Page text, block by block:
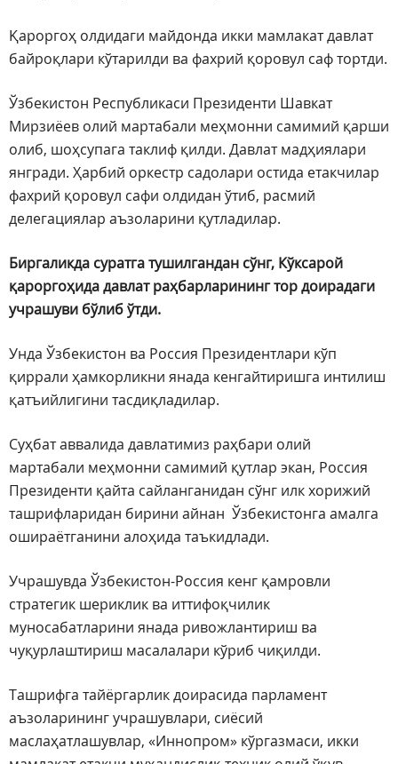
Қароргоҳ олдидаги майдонда икки мамлакат давлат
байроқлари кўтарилди ва фахрий қоровул саф тортди.
Ўзбекистон Республикаси Президенти Шавкат
Мирзиёев олий мартабали меҳмонни самимий қарши
олиб, шоҳсупага таклиф қилди. Давлат мадҳиялари
янгради. Ҳарбий оркестр садолари остида етакчилар
фахрий қоровул сафи олдидан ўтиб, расмий
делегациялар аъзоларини қутладилар.
Биргаликда суратга тушилгандан сўнг, Кўксарой
қароргоҳида давлат раҳбарларининг тор доирадаги
учрашуви бўлиб ўтди.
Унда Ўзбекистон ва Россия Президентлари кўп
қиррали ҳамкорликни янада кенгайтиришга интилиш
қатъийлигини тасдиқладилар.
Суҳбат аввалида давлатимиз раҳбари олий
мартабали меҳмонни самимий қутлар экан, Россия
Президенти қайта сайланганидан сўнг илк хорижий
ташрифларидан бирини айнан Ўзбекистонга амалга
ошираётганини алоҳида таъкидлади.
Учрашувда Ўзбекистон-Россия кенг қамровли
стратегик шериклик ва иттифоқчилик
муносабатларини янада ривожлантириш ва
чуқурлаштириш масалалари кўриб чиқилди.
Ташрифга тайёргарлик доирасида парламент
аъзоларининг учрашувлари, сиёсий
маслаҳатлашувлар, «Иннопром» кўргазмаси, икки